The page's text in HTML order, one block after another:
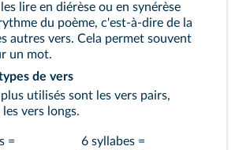
lire en diérèse ou en synérèse
du poème, c'est-à-dire de la
autres vers. Cela permet souvent
un mot.
de vers
plus utilisés sont les vers pairs,
vers longs.
=
6 syllabes =